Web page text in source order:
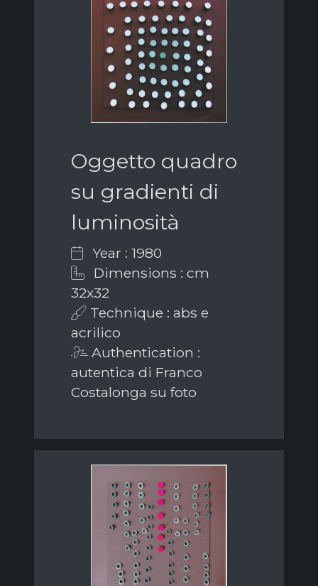
Oggetto quadro
su gradienti di
luminosità
Year : 1980
Dimensions : cm
32x32
Technique : abs e
acrilico
Authentication :
autentica di Franco
Costalonga su foto